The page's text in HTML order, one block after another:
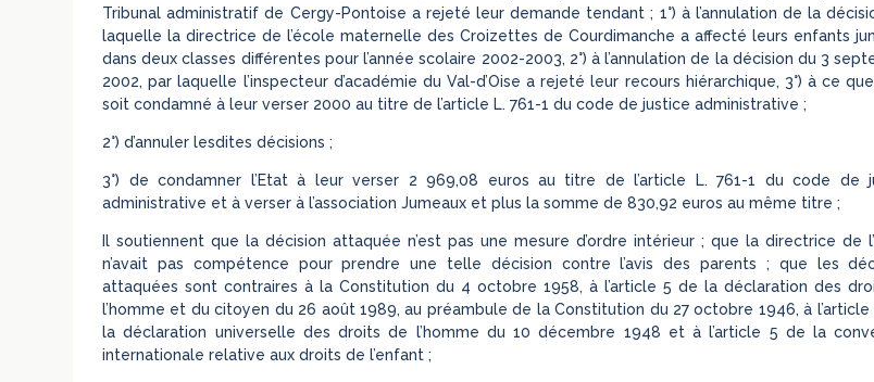
Tribunal administratif de Cergy-Pontoise a rejeté leur demande tendant ; 1°) à l’annulation de la
laquelle la directrice de l’école maternelle des Croizettes de Courdimanche a affecté leurs enfants
dans deux classes différentes pour l’année scolaire 2002-2003, 2°) à l’annulation de la décision du 3
2002, par laquelle l’inspecteur d’académie du Val-d’Oise a rejeté leur recours hiérarchique, 3°) à ce
soit condamné à leur verser 2000 au titre de l’article L. 761-1 du code de justice administrative ;
2°) d’annuler lesdites décisions ;
3°) de condamner l’Etat à leur verser 2 969,08 euros au titre de l’article L. 761-1 du code de
administrative et à verser à l’association Jumeaux et plus la somme de 830,92 euros au même titre ;
Il soutiennent que la décision attaquée n’est pas une mesure d’ordre intérieur ; que la directrice de
n’avait pas compétence pour prendre une telle décision contre l’avis des parents ; que les
attaquées sont contraires à la Constitution du 4 octobre 1958, à l’article 5 de la déclaration des
l’homme et du citoyen du 26 août 1989, au préambule de la Constitution du 27 octobre 1946, à
la déclaration universelle des droits de l’homme du 10 décembre 1948 et à l’article 5 de la
internationale relative aux droits de l’enfant ;